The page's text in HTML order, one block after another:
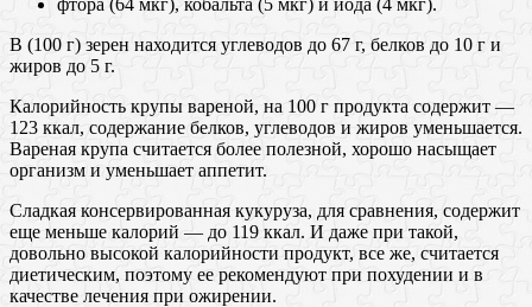
В (100 г) зерен находится углеводов до 67 г, белков до 10 г и
жиров до 5 г.
Калорийность крупы вареной, на 100 г продукта содержит —
123 ккал, содержание белков, углеводов и жиров уменьшается.
Вареная крупа считается более полезной, хорошо насыщает
организм и уменьшает аппетит.
Сладкая консервированная кукуруза, для сравнения, содержит
еще меньше калорий — до 119 ккал. И даже при такой,
довольно высокой калорийности продукт, все же, считается
диетическим, поэтому ее рекомендуют при похудении и в
качестве лечения при ожирении.